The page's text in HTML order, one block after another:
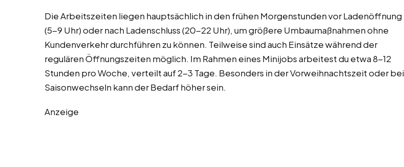
Die Arbeitszeiten liegen hauptsächlich in den frühen Morgenstunden vor Ladenöffnung
(5-9 Uhr) oder nach Ladenschluss (20-22 Uhr), um größere Umbaumaßnahmen ohne
Kundenverkehr durchführen zu können. Teilweise sind auch Einsätze während der
regulären Öffnungszeiten möglich. Im Rahmen eines Minijobs arbeitest du etwa 8-12
Stunden pro Woche, verteilt auf 2-3 Tage. Besonders in der Vorweihnachtszeit oder bei
Saisonwechseln kann der Bedarf höher sein.
Anzeige